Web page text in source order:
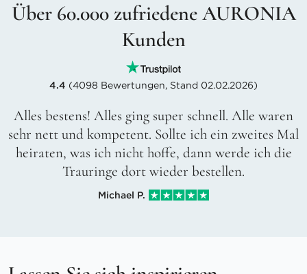
Über 60.000 zufriedene AURONIA
Kunden
4.4 (4098 Bewertungen, Stand 02.02.2026)
Alles bestens! Alles ging super schnell. Alle waren
sehr nett und kompetent. Sollte ich ein zweites Mal
heiraten, was ich nicht hoffe, dann werde ich die
Trauringe dort wieder bestellen.
Michael P.